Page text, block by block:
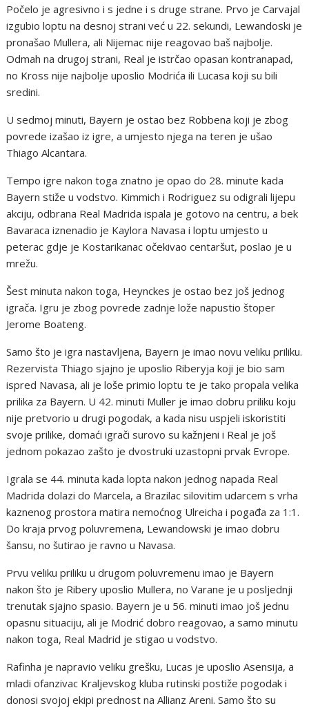
Počelo je agresivno i s jedne i s druge strane. Prvo je Carvajal
izgubio loptu na desnoj strani već u 22. sekundi, Lewandoski je
pronašao Mullera, ali Nijemac nije reagovao baš najbolje.
Odmah na drugoj strani, Real je istrčao opasan kontranapad,
no Kross nije najbolje uposlio Modrića ili Lucasa koji su bili
sredini.
U sedmoj minuti, Bayern je ostao bez Robbena koji je zbog
povrede izašao iz igre, a umjesto njega na teren je ušao
Thiago Alcantara.
Tempo igre nakon toga znatno je opao do 28. minute kada
Bayern stiže u vodstvo. Kimmich i Rodriguez su odigrali lijepu
akciju, odbrana Real Madrida ispala je gotovo na centru, a bek
Bavaraca iznenadio je Kaylora Navasa i loptu umjesto u
peterac gdje je Kostarikanac očekivao centaršut, poslao je u
mrežu.
Šest minuta nakon toga, Heynckes je ostao bez još jednog
igrača. Igru je zbog povrede zadnje lože napustio štoper
Jerome Boateng.
Samo što je igra nastavljena, Bayern je imao novu veliku priliku.
Rezervista Thiago sjajno je uposlio Riberyja koji je bio sam
ispred Navasa, ali je loše primio loptu te je tako propala velika
prilika za Bayern. U 42. minuti Muller je imao dobru priliku koju
nije pretvorio u drugi pogodak, a kada nisu uspjeli iskoristiti
svoje prilike, domaći igrači surovo su kažnjeni i Real je još
jednom pokazao zašto je dvostruki uzastopni prvak Evrope.
Igrala se 44. minuta kada lopta nakon jednog napada Real
Madrida dolazi do Marcela, a Brazilac silovitim udarcem s vrha
kaznenog prostora matira nemoćnog Ulreicha i pogađa za 1:1.
Do kraja prvog poluvremena, Lewandowski je imao dobru
šansu, no šutirao je ravno u Navasa.
Prvu veliku priliku u drugom poluvremenu imao je Bayern
nakon što je Ribery uposlio Mullera, no Varane je u posljednji
trenutak sjajno spasio. Bayern je u 56. minuti imao još jednu
opasnu situaciju, ali je Modrić dobro reagovao, a samo minutu
nakon toga, Real Madrid je stigao u vodstvo.
Rafinha je napravio veliku grešku, Lucas je uposlio Asensija, a
mladi ofanzivac Kraljevskog kluba rutinski postiže pogodak i
donosi svojoj ekipi prednost na Allianz Areni. Samo što su